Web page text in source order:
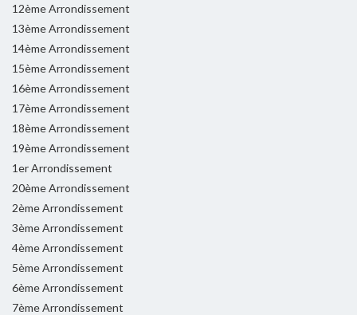
12ème Arrondissement
13ème Arrondissement
14ème Arrondissement
15ème Arrondissement
16ème Arrondissement
17ème Arrondissement
18ème Arrondissement
19ème Arrondissement
1er Arrondissement
20ème Arrondissement
2ème Arrondissement
3ème Arrondissement
4ème Arrondissement
5ème Arrondissement
6ème Arrondissement
7ème Arrondissement